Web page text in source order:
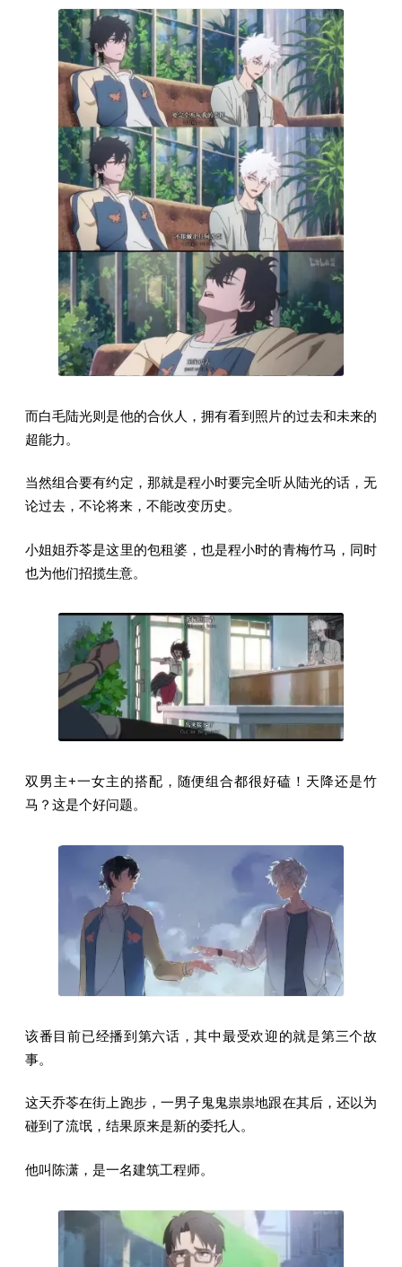
而白毛陆光则是他的合伙人，拥有看到照片的过去和未来的
超能力。
当然组合要有约定，那就是程小时要完全听从陆光的话，无
论过去，不论将来，不能改变历史。
小姐姐乔苓是这里的包租婆，也是程小时的青梅竹马，同时
也为他们招揽生意。
双男主+一女主的搭配，随便组合都很好磕！天降还是竹
马？这是个好问题。
该番目前已经播到第六话，其中最受欢迎的就是第三个故
事。
这天乔苓在街上跑步，一男子鬼鬼祟祟地跟在其后，还以为
碰到了流氓，结果原来是新的委托人。
他叫陈潇，是一名建筑工程师。